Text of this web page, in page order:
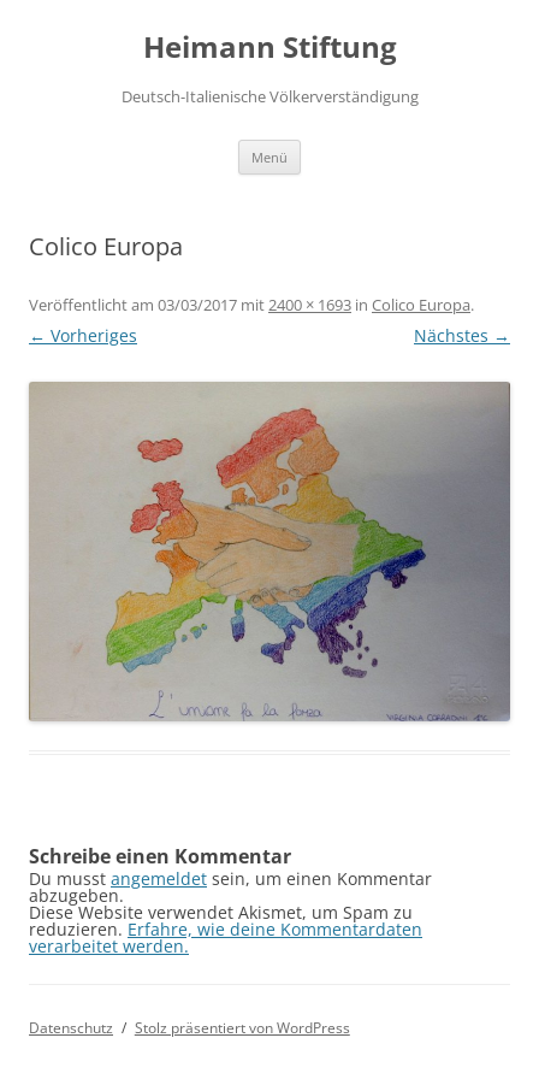
Heimann Stiftung
Deutsch-Italienische Völkerverständigung
Menü
Colico Europa
Veröffentlicht am 03/03/2017 mit2400 × 1693 in Colico Europa.
← Vorheriges Nächstes →
Schreibe einen Kommentar
Du musst angemeldet sein, um einen Kommentar
abzugeben.
Diese Website verwendet Akismet, um Spam zu
reduzieren. Erfahre, wie deine Kommentardaten
verarbeitet werden.
Datenschutz Stolz präsentiert von WordPress